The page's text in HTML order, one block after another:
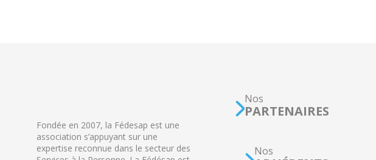
Fondée en 2007, la Fédesap est une
association s’appuyant sur une
expertise reconnue dans le secteur des
Nos
PARTENAIRES
Nos